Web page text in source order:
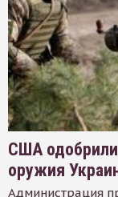
США одобрили
оружия
Администрация